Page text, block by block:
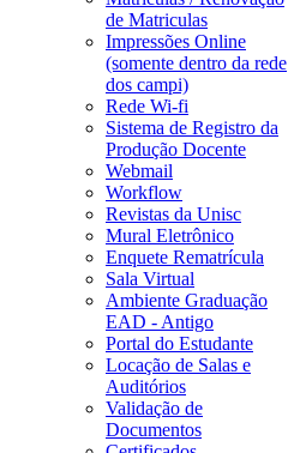
de Matriculas
Impressões Online
(somente dentro da rede
dos campi)
Rede Wi-fi
Sistema de Registro da
Produção Docente
Webmail
Workflow
Revistas da Unisc
Mural Eletrônico
Enquete Rematrícula
Sala Virtual
Ambiente Graduação
EAD - Antigo
Portal do Estudante
Locação de Salas e
Auditórios
Validação de
Documentos